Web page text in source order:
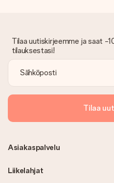
Tämä tarkoittaa sitä, että lahja
vastaanottajalle, mikä tekee
Tilaa uutiskirjeemme ja saat -
tilauksestasi!
Tilaa
Asiakaspalvelu
Liikelahjat